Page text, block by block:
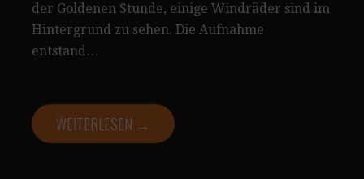
der Goldenen Stunde, einige Windräder sind im
Hintergrund zu sehen. Die Aufnahme
entstand…
WEITERLESEN →